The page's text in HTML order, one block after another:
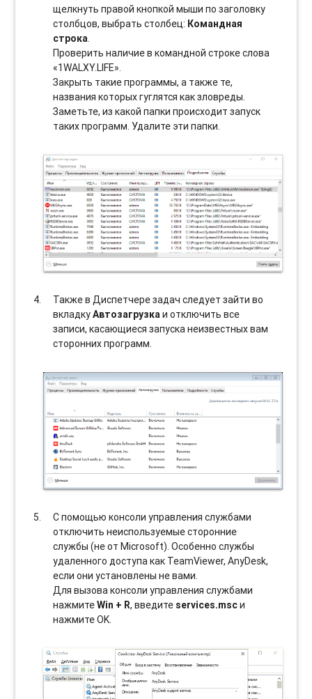
щелкнуть правой кнопкой мыши по заголовку
столбцов, выбрать столбец: Командная
строка.
Проверить наличие в командной строке слова
«1WALXY.LIFE».
Закрыть такие программы, а также те,
названия которых гуглятся как зловреды.
Заметьте, из какой папки происходит запуск
таких программ. Удалите эти папки.
Также в Диспетчере задач следует зайти во
вкладкуАвтозагрузкаи отключить все
записи, касающиеся запуска неизвестных вам
сторонних программ.
С помощью консоли управления службами
отключить неиспользуемые сторонние
службы (не от Microsoft). Особенно службы
удаленного доступа как TeamViewer, AnyDesk,
если они установлены не вами.
Для вызова консоли управления службами
нажмитеWin + R, введите services.mscи
нажмите OK.